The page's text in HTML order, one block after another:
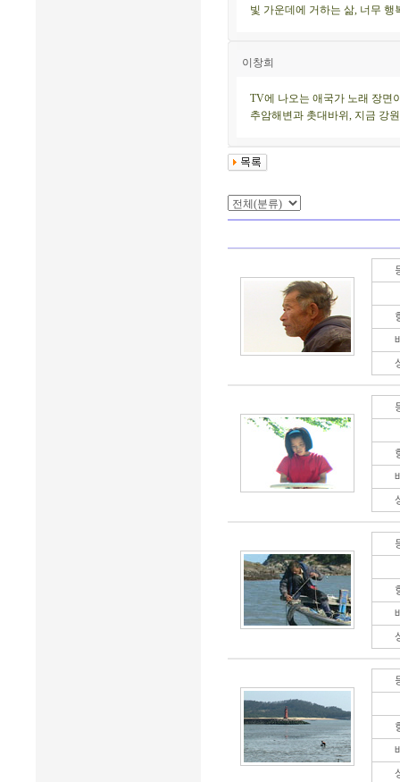
빛 가운데에 거하는 삶, 너무 행
이창희
TV에 나오는 애국가 노래 장면
추암해변과 촛대바위, 지금 강